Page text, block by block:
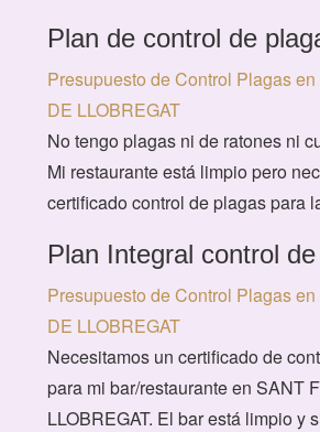
Plan de control de
Presupuesto de Control Plagas
DE LLOBREGAT
No tengo plagas ni de ratones ni
Mi restaurante está limpio pero
certificado control de plagas para
Plan Integral control
Presupuesto de Control Plagas
DE LLOBREGAT
Necesitamos un certificado de
para mi bar/restaurante en SANT
LLOBREGAT. El bar está limpio y